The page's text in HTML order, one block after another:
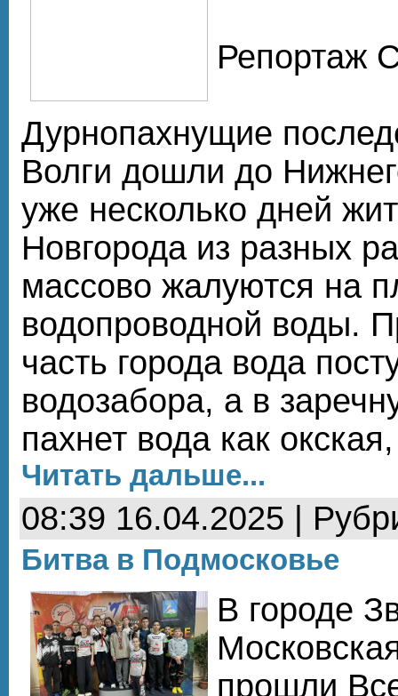
Репортаж
Дурнопахнущие
Волги дошли до
уже несколько дней
Новгорода из разных
массово жалуются на
водопроводной воды.
часть города вода
водозабора, а в
пахнет вода как
Читать дальше...
08:39 16.04.2025 |
Битва в Подмосковье
В городе
прошли